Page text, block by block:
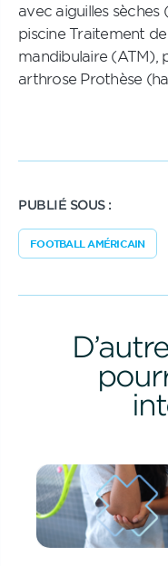
avec aiguilles sèches
piscine Traitement
mandibulaire (ATM),
arthrose Prothèse
PUBLIÉ SOUS :
FOOTBALL AMÉRICAIN